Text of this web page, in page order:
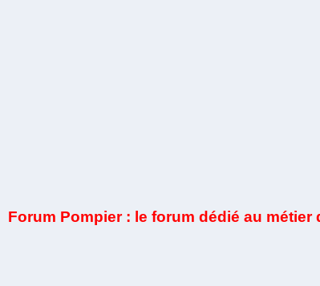
Forum Pompier : le forum dédié au métier